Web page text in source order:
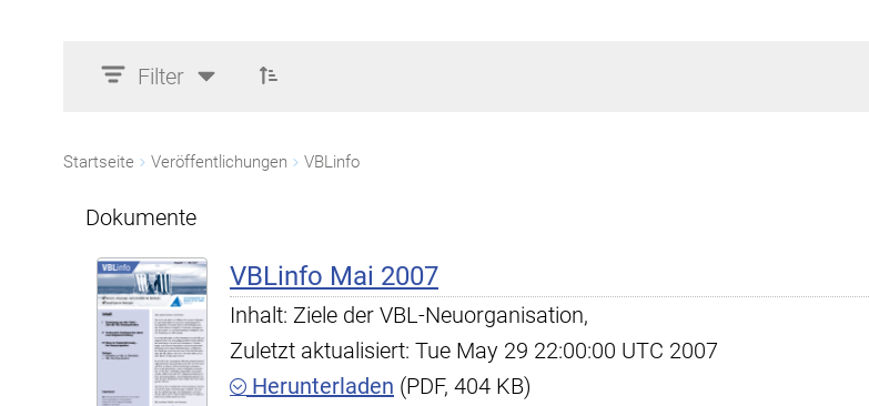
Filter
Startseite Veröffentlichungen VBLinfo
Dokumente
VBLinfo Mai 2007
Inhalt: Ziele der VBL-Neuorganisation,
Zuletzt aktualisiert: Tue May 29 22:00:00 UTC 2007
Herunterladen (PDF, 404 KB)